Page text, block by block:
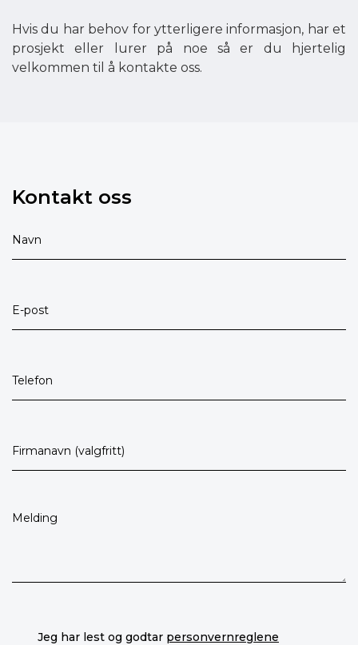
Hvis du har behov for ytterligere informasjon, har et
prosjekt eller lurer på noe så er du hjertelig
velkommen til å kontakte oss.
Kontakt oss
Jeg har lest og godtar personvernreglene